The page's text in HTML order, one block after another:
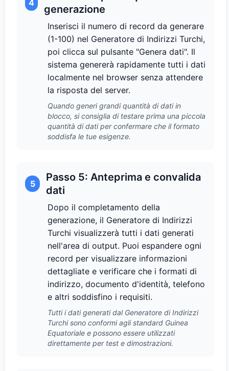
4
generazione
Inserisci il numero di record da generare
(1-100) nel Generatore di Indirizzi Turchi,
poi clicca sul pulsante "Genera dati". Il
sistema genererà rapidamente tutti i dati
localmente nel browser senza attendere
la risposta del server.
Quando generi grandi quantità di dati in
blocco, si consiglia di testare prima una piccola
quantità di dati per confermare che il formato
soddisfa le tue esigenze.
5
Passo 5: Anteprima e convalida
dati
Dopo il completamento della
generazione, il Generatore di Indirizzi
Turchi visualizzerà tutti i dati generati
nell'area di output. Puoi espandere ogni
record per visualizzare informazioni
dettagliate e verificare che i formati di
indirizzo, documento d'identità, telefono
e altri soddisfino i requisiti.
Tutti i dati generati dal Generatore di Indirizzi
Turchi sono conformi agli standard Guinea
Equatoriale e possono essere utilizzati
direttamente per test e dimostrazioni.